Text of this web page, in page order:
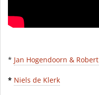
* Jan Hogendoorn &
* Niels de Klerk